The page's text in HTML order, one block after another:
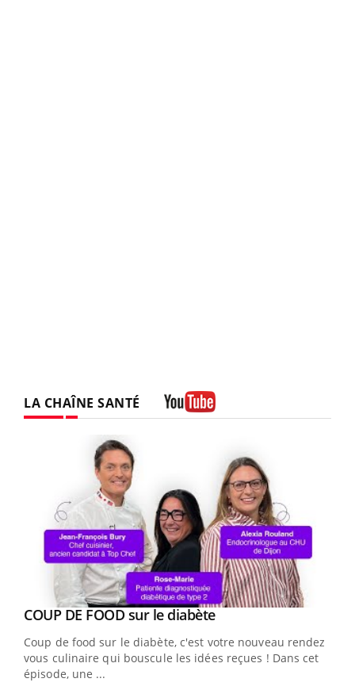
LA CHAÎNE SANTÉ
Youtube
COUP DE FOOD sur le diabèteYoutube
Coup de food sur le diabète, c'est votre nouveau rendez-
vous culinaire qui bouscule les idées reçues ! Dans cet
épisode, une ...